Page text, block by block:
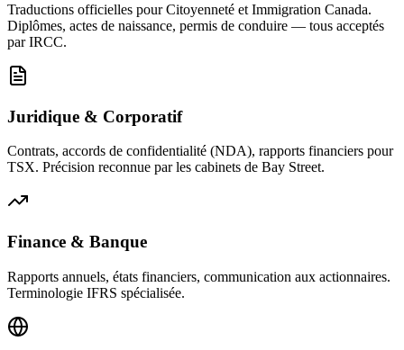
Traductions officielles pour Citoyenneté et Immigration Canada.
Diplômes, actes de naissance, permis de conduire — tous acceptés
par IRCC.
Juridique & Corporatif
Contrats, accords de confidentialité (NDA), rapports financiers pour
TSX. Précision reconnue par les cabinets de Bay Street.
Finance & Banque
Rapports annuels, états financiers, communication aux actionnaires.
Terminologie IFRS spécialisée.